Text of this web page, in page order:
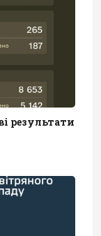
результати